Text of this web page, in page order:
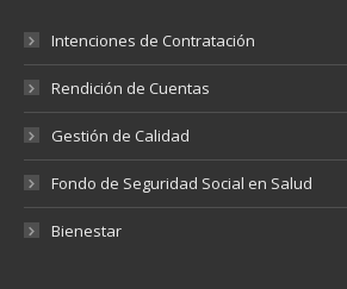
Intenciones de Contratación
Rendición de Cuentas
Gestión de Calidad
Fondo de Seguridad Social en Salud
Bienestar